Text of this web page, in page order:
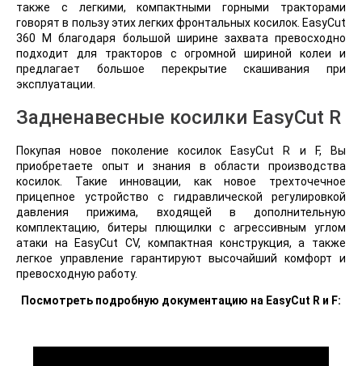
также с легкими, компактными горными тракторами
говорят в пользу этих легких фронтальных косилок. EasyCut
360 M благодаря большой ширине захвата превосходно
подходит для тракторов с огромной шириной колеи и
предлагает большое перекрытие скашивания при
эксплуатации.
Задненавесные косилки EasyCut R
Покупая новое поколение косилок EasyCut R и F, Вы
приобретаете опыт и знания в области производства
косилок. Такие инновации, как новое трехточечное
прицепное устройство с гидравлической регулировкой
давления прижима, входящей в дополнительную
комплектацию, битеры плющилки с агрессивным углом
атаки на EasyCut CV, компактная конструкция, а также
легкое управление гарантируют высочайший комфорт и
превосходную работу.
Посмотреть подробную документацию на EasyCut R и F: